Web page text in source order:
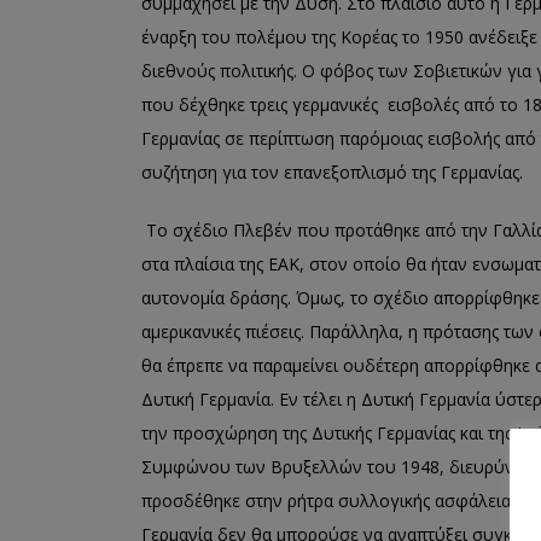
έναρξη του πολέμου της Κορέας το 1950
διεθνούς πολιτικής. Ο φόβος των Σοβιετικών για
που δέχθηκε τρεις γερμανικές εισβολές από το
Γερμανίας σε περίπτωση παρόμοιας εισβολής
συζήτηση για τον επανεξοπλισμό της Γερμανίας.
Το σχέδιο Πλεβέν που προτάθηκε από την
στα πλαίσια της ΕΑΚ, στον οποίο θα ήταν
αυτονομία δράσης. Όμως, το σχέδιο
αμερικανικές πιέσεις. Παράλληλα, η πρότασης
θα έπρεπε να παραμείνει ουδέτερη
Δυτική Γερμανία. Εν τέλει η Δυτική Γερμανία
την προσχώρηση της Δυτικής Γερμανίας και της
Συμφώνου των Βρυξελλών του 1948,
προσδέθηκε στην ρήτρα συλλογικής
Γερμανία δεν θα μπορούσε να αναπτύξει